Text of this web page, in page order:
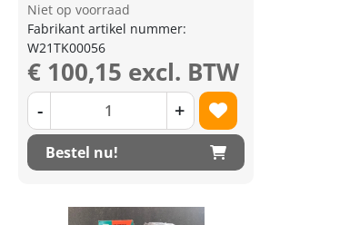
Niet op voorraad
Fabrikant artikel nummer:
W21TK00056
€ 100,15 excl. BTW
- +
Bestel nu!